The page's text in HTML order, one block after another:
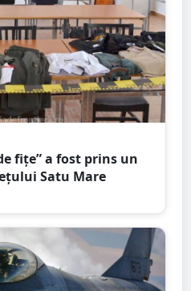
fițe” a fost prins un
Satu Mare